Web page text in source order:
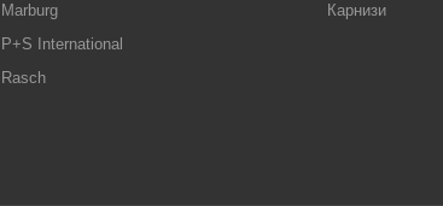
Marburg
P+S International
Rasch
Карнизи